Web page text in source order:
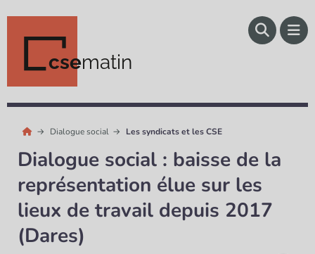
csematin
Dialogue social Les syndicats et les CSE
Dialogue social : baisse de la
représentation élue sur les
lieux de travail depuis 2017
(Dares)